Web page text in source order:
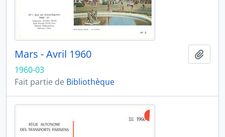
Mars - Avril 1960
1960-03
Fait partie de Bibliothèque